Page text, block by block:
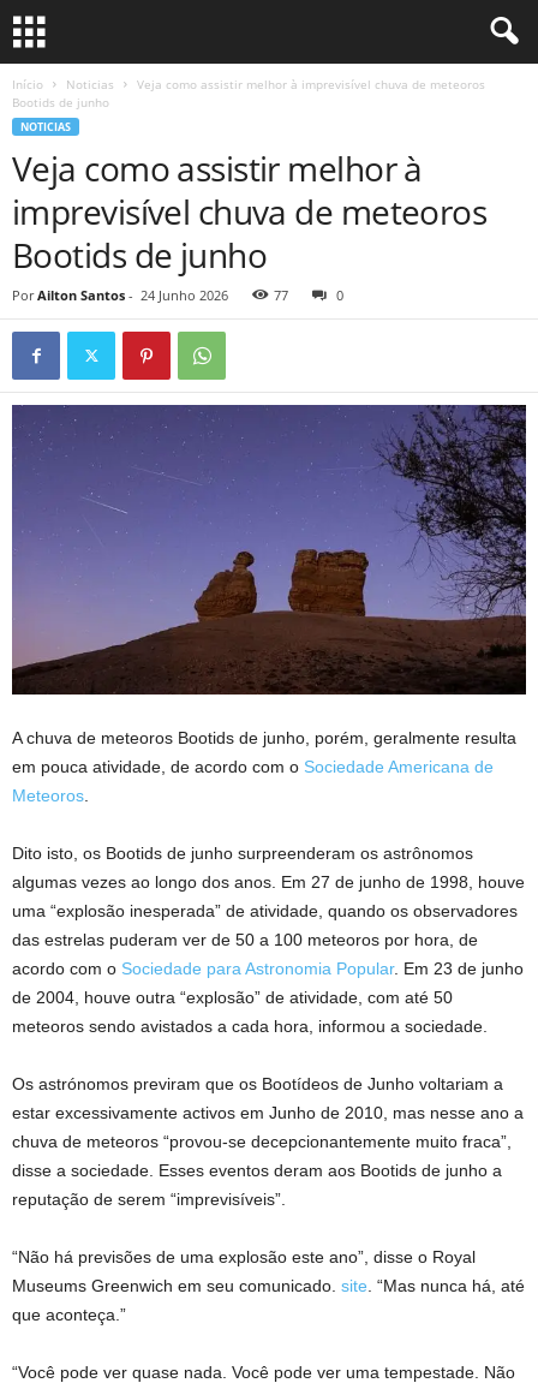
Início Noticias
Veja como assistir melhor à imprevisível chuva de meteoros
Bootids de junho
NOTICIAS
Veja como assistir melhor à
imprevisível chuva de meteoros
Bootids de junho
Por Ailton Santos - 24 Junho 2026 77 0
A chuva de meteoros Bootids de junho, porém, geralmente resulta
em pouca atividade, de acordo com o Sociedade Americana de
Meteoros
Dito isto, os Bootids de junho surpreenderam os astrônomos
algumas vezes ao longo dos anos. Em 27 de junho de 1998, houve
uma “explosão inesperada” de atividade, quando os observadores
das estrelas puderam ver de 50 a 100 meteoros por hora, de
acordo com o Sociedade para Astronomia Popular. Em 23 de junho
de 2004, houve outra “explosão” de atividade, com até 50
meteoros sendo avistados a cada hora, informou a sociedade.
Os astrónomos previram que os Bootídeos de Junho voltariam a
estar excessivamente activos em Junho de 2010, mas nesse ano a
chuva de meteoros “provou-se decepcionantemente muito fraca”,
disse a sociedade. Esses eventos deram aos Bootids de junho a
reputação de serem “imprevisíveis”.
“Não há previsões de uma explosão este ano”, disse o Royal
Museums Greenwich em seu comunicado. site . “Mas nunca há, até
que aconteça.”
“Você pode ver quase nada. Você pode ver uma tempestade. Não